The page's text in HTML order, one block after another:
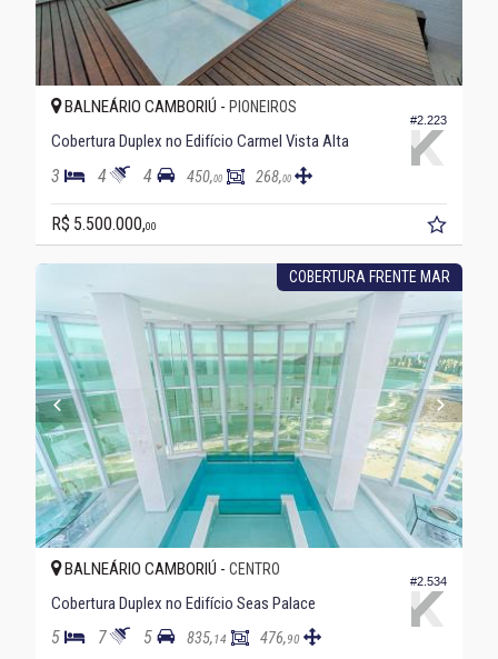
#2.223
BALNEÁRIO CAMBORIÚ - PIONEIROS
Cobertura Duplex no Edifício Carmel Vista Alta
3 4 4 450,00 268,00
R$ 5.500.000,00
COBERTURA FRENTE MAR
#2.534
BALNEÁRIO CAMBORIÚ - CENTRO
Cobertura Duplex no Edifício Seas Palace
5 7 5 835,14 476,90